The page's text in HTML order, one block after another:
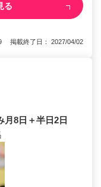
る
掲載終了日： 2027/04/02
8日＋半日2日